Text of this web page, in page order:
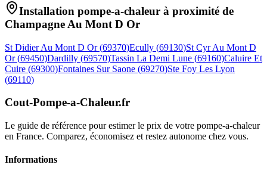
Installation pompe-a-chaleur à proximité de
Champagne Au Mont D Or
St Didier Au Mont D Or (69370)Ecully (69130)St Cyr Au Mont D
Or (69450)Dardilly (69570)Tassin La Demi Lune (69160)Caluire Et
Cuire (69300)Fontaines Sur Saone (69270)Ste Foy Les Lyon
(69110)
Cout-Pompe-a-Chaleur.fr
Le guide de référence pour estimer le prix de votre pompe-a-chaleur
en France. Comparez, économisez et restez autonome chez vous.
Informations